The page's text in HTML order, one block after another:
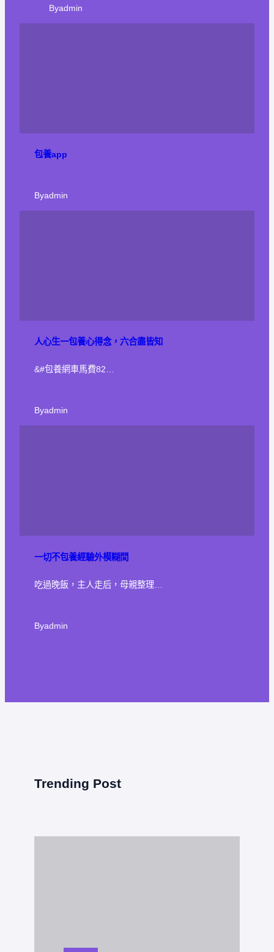
Byadmin
包養app
Byadmin
人心生一包養心得念，六合盡皆知
&#包養網車馬費82…
Byadmin
一切不包養經驗外模糊間
吃過晚飯，主人走后，母親整理…
Byadmin
Trending Post